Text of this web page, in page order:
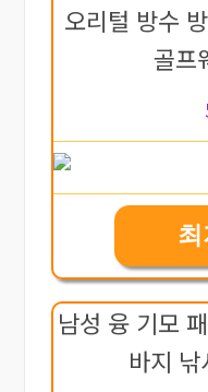
오리털 방수
골프
최
남성 융 기모
바지